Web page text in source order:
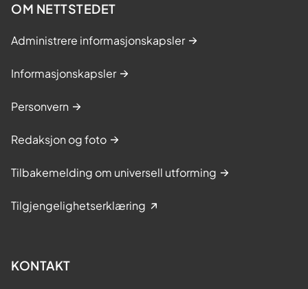
OM NETTSTEDET
Administrere informasjonskapsler
Informasjonskapsler
Personvern
Redaksjon og foto
Tilbakemelding om universell utforming
Tilgjengelighetserklæring
KONTAKT